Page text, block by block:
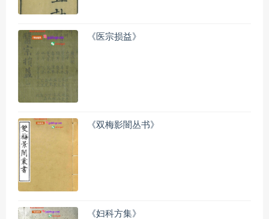
《医宗损益》
《双梅影闇丛书》
《妇科方集》